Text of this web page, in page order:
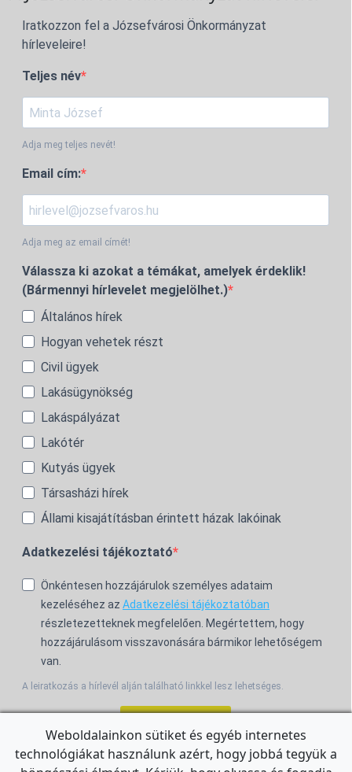
Iratkozzon fel a Józsefvárosi Önkormányzat
hírleveleire!
Teljes név
Adja meg teljes nevét!
Email cím:
Adja meg az email címét!
Válassza ki azokat a témákat, amelyek érdeklik!
(Bármennyi hírlevelet megjelölhet.)
Általános hírek
Hogyan vehetek részt
Civil ügyek
Lakásügynökség
Lakáspályázat
Lakótér
Kutyás ügyek
Társasházi hírek
Állami kisajátításban érintett házak lakóinak
Adatkezelési tájékoztató
Önkéntesen hozzájárulok személyes adataim
kezeléséhez az Adatkezelési tájékoztatóban
részletezetteknek megfelelően. Megértettem, hogy
hozzájárulásom visszavonására bármikor lehetőségem
van.
A leiratkozás a hírlevél alján található linkkel lesz lehetséges.
For the English Newsletter, clickHERE.
Weboldalainkon sütiket és egyéb internetes
technológiákat használunk azért, hogy jobbá tegyük a